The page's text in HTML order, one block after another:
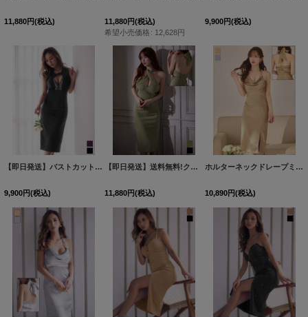
11,880円(税込) 11,880円(税込)
希望小売価格 : 12,628円
9,900円(税込)
【即日発送】バストカットビジュータイトミディアムドレス/キャバドレス【S-Mサイズ/2カラー】[OF03]
9,900円(税込)
【即日発送】送料無料!クロスホルターネックラメタイトミディアムドレス/キャバドレス【XS-Mサイズ/2カラー】[OF03]【YN】dzmvFV
11,880円(税込)
ホルターネックドレープミディアムドレス/キャバドレス【XS-Lサイズ/2カラー】[OF03]【YN】dzjvFV
10,890円(税込)